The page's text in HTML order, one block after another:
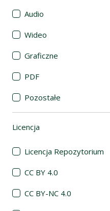
Audio
Wideo
Graficzne
PDF
Pozostałe
Licencja
Licencja Repozytorium
CC BY 4.0
CC BY-NC 4.0